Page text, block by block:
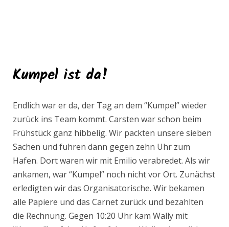
Kumpel ist da!
Endlich war er da, der Tag an dem “Kumpel” wieder
zurück ins Team kommt. Carsten war schon beim
Frühstück ganz hibbelig. Wir packten unsere sieben
Sachen und fuhren dann gegen zehn Uhr zum
Hafen. Dort waren wir mit Emilio verabredet. Als wir
ankamen, war “Kumpel” noch nicht vor Ort. Zunächst
erledigten wir das Organisatorische. Wir bekamen
alle Papiere und das Carnet zurück und bezahlten
die Rechnung. Gegen 10:20 Uhr kam Wally mit